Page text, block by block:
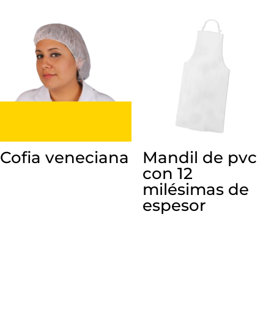
Cofia veneciana
Mandil de pvc
con 12
milésimas de
espesor